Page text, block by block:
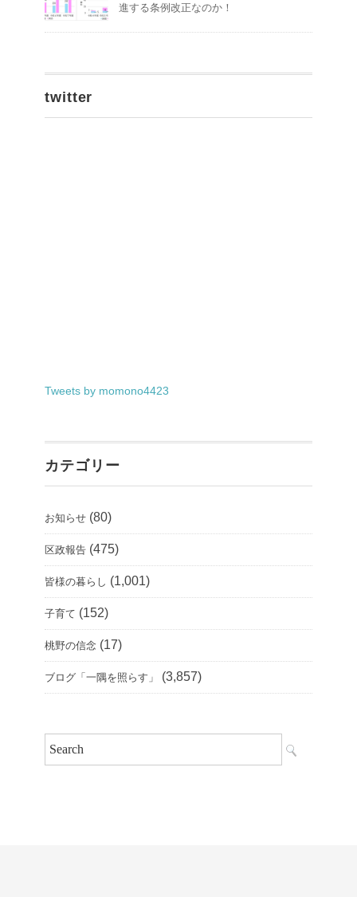
進する条例改正なのか！
twitter
Tweets by momono4423
カテゴリー
お知らせ (80)
区政報告 (475)
皆様の暮らし (1,001)
子育て (152)
桃野の信念 (17)
ブログ「一隅を照らす」 (3,857)